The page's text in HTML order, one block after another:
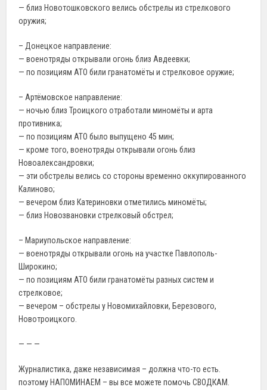
— близ Новотошковского велись обстрелы из стрелкового
оружия;
– Донецкое направление:
— военотряды открывали огонь близ Авдеевки;
— по позициям АТО били гранатомёты и стрелковое оружие;
– Артёмовское направление:
— ночью близ Троицкого отработали миномёты и арта
противника;
— по позициям АТО было выпущено 45 мин;
— кроме того, военотряды открывали огонь близ
Новоалександровки;
— эти обстрелы велись со стороны временно оккупированного
Калиново;
— вечером близ Катериновки отметились миномёты;
— близ Новозвановки стрелковый обстрел;
– Мариупольское направление:
— военотряды открывали огонь на участке Павлополь-
Широкино;
— по позициям АТО били гранатомёты разных систем и
стрелковое;
— вечером – обстрелы у Новомихайловки, Березового,
Новотроицкого.
— — —
Журналистика, даже независимая – должна что-то есть.
поэтому НАПОМИНАЕМ – вы все можете помочь СВОДКАМ.